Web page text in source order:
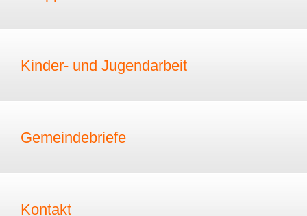
Kinder- und Jugendarbeit
Gemeindebriefe
Kontakt